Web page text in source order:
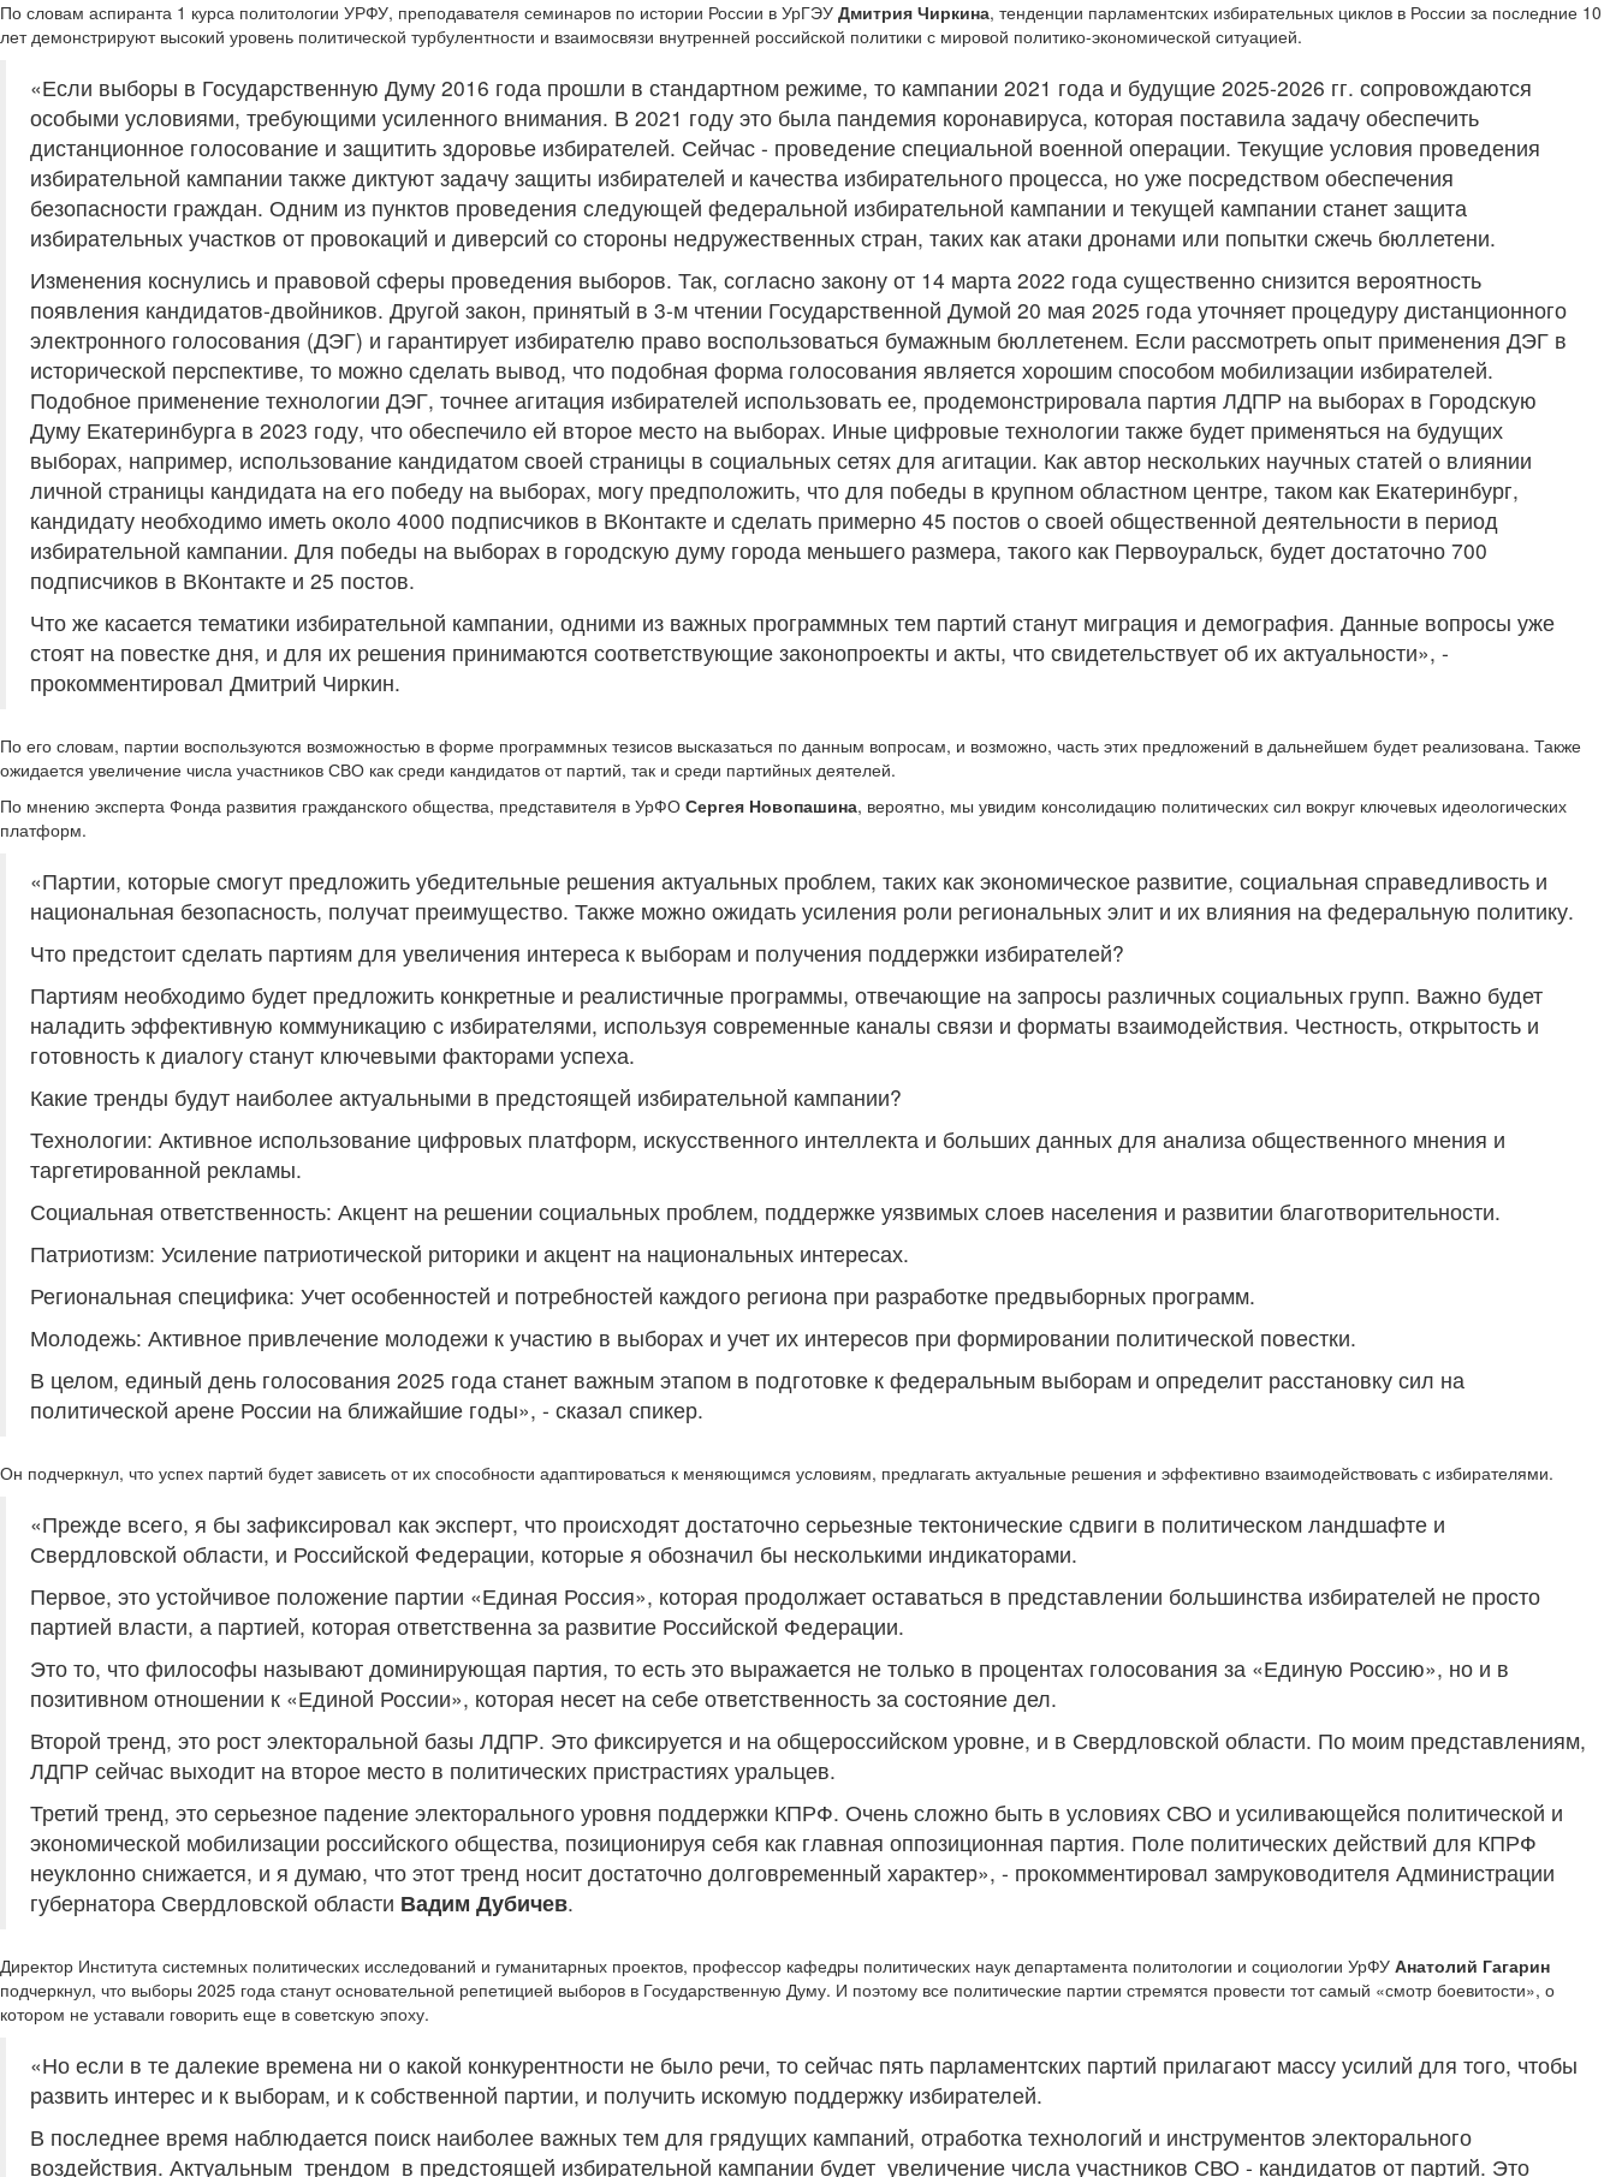
По словам аспиранта 1 курса политологии УРФУ, преподавателя семинаров по истории России в УрГЭУ Дмитрия Чиркина, тенденции парламентских избирательных циклов в России за последние 10
лет демонстрируют высокий уровень политической турбулентности и взаимосвязи внутренней российской политики с мировой политико-экономической ситуацией.
«Если выборы в Государственную Думу 2016 года прошли в стандартном режиме, то кампании 2021 года и будущие 2025-2026 гг. сопровождаются
особыми условиями, требующими усиленного внимания. В 2021 году это была пандемия коронавируса, которая поставила задачу обеспечить
дистанционное голосование и защитить здоровье избирателей. Сейчас - проведение специальной военной операции. Текущие условия проведения
избирательной кампании также диктуют задачу защиты избирателей и качества избирательного процесса, но уже посредством обеспечения
безопасности граждан. Одним из пунктов проведения следующей федеральной избирательной кампании и текущей кампании станет защита
избирательных участков от провокаций и диверсий со стороны недружественных стран, таких как атаки дронами или попытки сжечь бюллетени.
Изменения коснулись и правовой сферы проведения выборов. Так, согласно закону от 14 марта 2022 года существенно снизится вероятность
появления кандидатов-двойников. Другой закон, принятый в 3-м чтении Государственной Думой 20 мая 2025 года уточняет процедуру дистанционного
электронного голосования (ДЭГ) и гарантирует избирателю право воспользоваться бумажным бюллетенем. Если рассмотреть опыт применения ДЭГ в
исторической перспективе, то можно сделать вывод, что подобная форма голосования является хорошим способом мобилизации избирателей.
Подобное применение технологии ДЭГ, точнее агитация избирателей использовать ее, продемонстрировала партия ЛДПР на выборах в Городскую
Думу Екатеринбурга в 2023 году, что обеспечило ей второе место на выборах. Иные цифровые технологии также будет применяться на будущих
выборах, например, использование кандидатом своей страницы в социальных сетях для агитации. Как автор нескольких научных статей о влиянии
личной страницы кандидата на его победу на выборах, могу предположить, что для победы в крупном областном центре, таком как Екатеринбург,
кандидату необходимо иметь около 4000 подписчиков в ВКонтакте и сделать примерно 45 постов о своей общественной деятельности в период
избирательной кампании. Для победы на выборах в городскую думу города меньшего размера, такого как Первоуральск, будет достаточно 700
подписчиков в ВКонтакте и 25 постов.
Что же касается тематики избирательной кампании, одними из важных программных тем партий станут миграция и демография. Данные вопросы уже
стоят на повестке дня, и для их решения принимаются соответствующие законопроекты и акты, что свидетельствует об их актуальности», -
прокомментировал Дмитрий Чиркин.
По его словам, партии воспользуются возможностью в форме программных тезисов высказаться по данным вопросам, и возможно, часть этих предложений в дальнейшем будет реализована. Также
ожидается увеличение числа участников СВО как среди кандидатов от партий, так и среди партийных деятелей.
По мнению эксперта Фонда развития гражданского общества, представителя в УрФО Сергея Новопашина, вероятно, мы увидим консолидацию политических сил вокруг ключевых идеологических
платформ.
«Партии, которые смогут предложить убедительные решения актуальных проблем, таких как экономическое развитие, социальная справедливость и
национальная безопасность, получат преимущество. Также можно ожидать усиления роли региональных элит и их влияния на федеральную политику.
Что предстоит сделать партиям для увеличения интереса к выборам и получения поддержки избирателей?
Партиям необходимо будет предложить конкретные и реалистичные программы, отвечающие на запросы различных социальных групп. Важно будет
наладить эффективную коммуникацию с избирателями, используя современные каналы связи и форматы взаимодействия. Честность, открытость и
готовность к диалогу станут ключевыми факторами успеха.
Какие тренды будут наиболее актуальными в предстоящей избирательной кампании?
Технологии: Активное использование цифровых платформ, искусственного интеллекта и больших данных для анализа общественного мнения и
таргетированной рекламы.
Социальная ответственность: Акцент на решении социальных проблем, поддержке уязвимых слоев населения и развитии благотворительности.
Патриотизм: Усиление патриотической риторики и акцент на национальных интересах.
Региональная специфика: Учет особенностей и потребностей каждого региона при разработке предвыборных программ.
Молодежь: Активное привлечение молодежи к участию в выборах и учет их интересов при формировании политической повестки.
В целом, единый день голосования 2025 года станет важным этапом в подготовке к федеральным выборам и определит расстановку сил на
политической арене России на ближайшие годы», - сказал спикер.
Он подчеркнул, что успех партий будет зависеть от их способности адаптироваться к меняющимся условиям, предлагать актуальные решения и эффективно взаимодействовать с избирателями.
«Прежде всего, я бы зафиксировал как эксперт, что происходят достаточно серьезные тектонические сдвиги в политическом ландшафте и
Свердловской области, и Российской Федерации, которые я обозначил бы несколькими индикаторами.
Первое, это устойчивое положение партии «Единая Россия», которая продолжает оставаться в представлении большинства избирателей не просто
партией власти, а партией, которая ответственна за развитие Российской Федерации.
Это то, что философы называют доминирующая партия, то есть это выражается не только в процентах голосования за «Единую Россию», но и в
позитивном отношении к «Единой России», которая несет на себе ответственность за состояние дел.
Второй тренд, это рост электоральной базы ЛДПР. Это фиксируется и на общероссийском уровне, и в Свердловской области. По моим представлениям,
ЛДПР сейчас выходит на второе место в политических пристрастиях уральцев.
Третий тренд, это серьезное падение электорального уровня поддержки КПРФ. Очень сложно быть в условиях СВО и усиливающейся политической и
экономической мобилизации российского общества, позиционируя себя как главная оппозиционная партия. Поле политических действий для КПРФ
неуклонно снижается, и я думаю, что этот тренд носит достаточно долговременный характер», - прокомментировал замруководителя Администрации
губернатора Свердловской области Вадим Дубичев.
Директор Института системных политических исследований и гуманитарных проектов, профессор кафедры политических наук департамента политологии и социологии УрФУ Анатолий Гагарин
подчеркнул, что выборы 2025 года станут основательной репетицией выборов в Государственную Думу. И поэтому все политические партии стремятся провести тот самый «смотр боевитости», о
котором не уставали говорить еще в советскую эпоху.
«Но если в те далекие времена ни о какой конкурентности не было речи, то сейчас пять парламентских партий прилагают массу усилий для того, чтобы
развить интерес и к выборам, и к собственной партии, и получить искомую поддержку избирателей.
В последнее время наблюдается поиск наиболее важных тем для грядущих кампаний, отработка технологий и инструментов электорального
воздействия. Актуальным трендом в предстоящей избирательной кампании будет увеличение числа участников СВО - кандидатов от партий. Это